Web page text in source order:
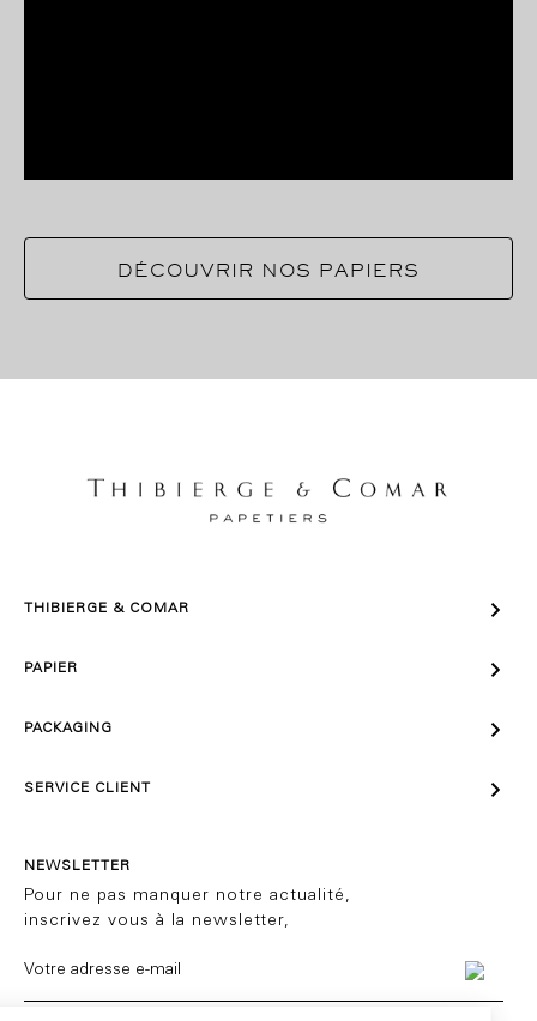
DÉCOUVRIR NOS PAPIERS
THIBIERGE & COMAR 
PAPIER 
PACKAGING 
SERVICE CLIENT 
NEWSLETTER
Pour ne pas manquer notre actualité,
inscrivez vous à la newsletter,